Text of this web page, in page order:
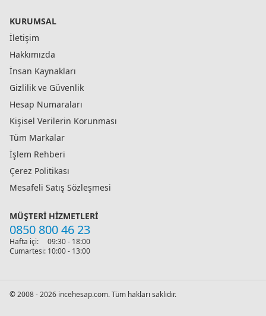
KURUMSAL
İletişim
Hakkımızda
İnsan Kaynakları
Gizlilik ve Güvenlik
Hesap Numaraları
Kişisel Verilerin Korunması
Tüm Markalar
İşlem Rehberi
Çerez Politikası
Mesafeli Satış Sözleşmesi
MÜŞTERI HIZMETLERI
0850 800 46 23
Hafta içi:
09:30 - 18:00
Cumartesi: 10:00 - 13:00
© 2008 - 2026 incehesap.com. Tüm hakları saklıdır.